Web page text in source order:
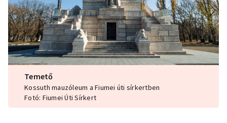
Temető
Kossuth mauzóleum a Fiumei úti sírkertben
Fotó: Fiumei Úti Sírkert